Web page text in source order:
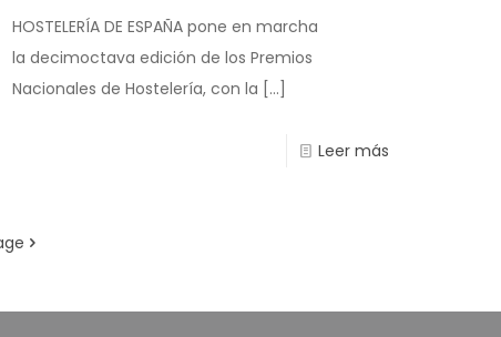
HOSTELERÍA DE ESPAÑA pone en marcha
la decimoctava edición de los Premios
Nacionales de Hostelería, con la […]
Leer más